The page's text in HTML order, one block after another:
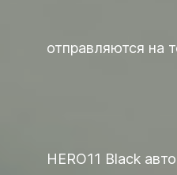
отправляются на
HERO11 Black